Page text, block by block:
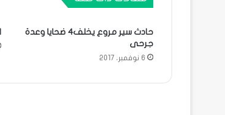
حادث سير مروع يخلف4 ضحايا وعدة
جرحى
6 نوفمبر، 2017